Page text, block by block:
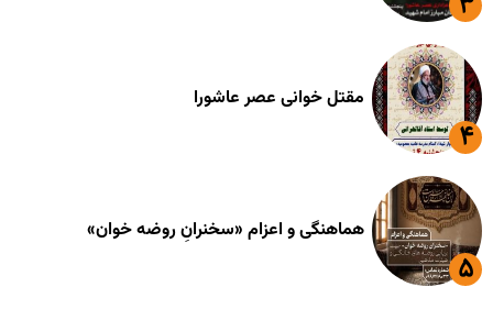
مقتل خوانی عصر عاشورا
هماهنگی و اعزام «سخنرانِ روضه خوان»